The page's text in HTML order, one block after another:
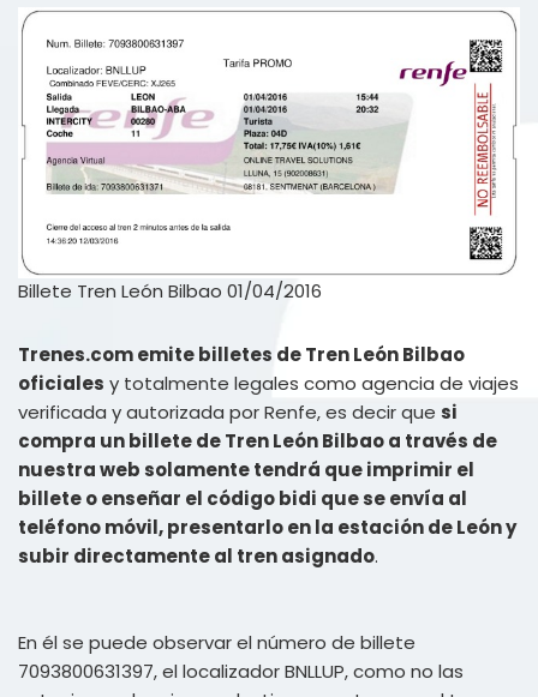
Billete Tren León Bilbao 01/04/2016
Trenes.com emite billetes de Tren León Bilbao
oficiales y totalmente legales como agencia de viajes
verificada y autorizada por Renfe, es decir que si
compra un billete de Tren León Bilbao a través de
nuestra web solamente tendrá que imprimir el
billete o enseñar el código bidi que se envía al
teléfono móvil, presentarlo en la estación de León y
subir directamente al tren asignado.
En él se puede observar el número de billete
7093800631397, el localizador BNLLUP, como no las